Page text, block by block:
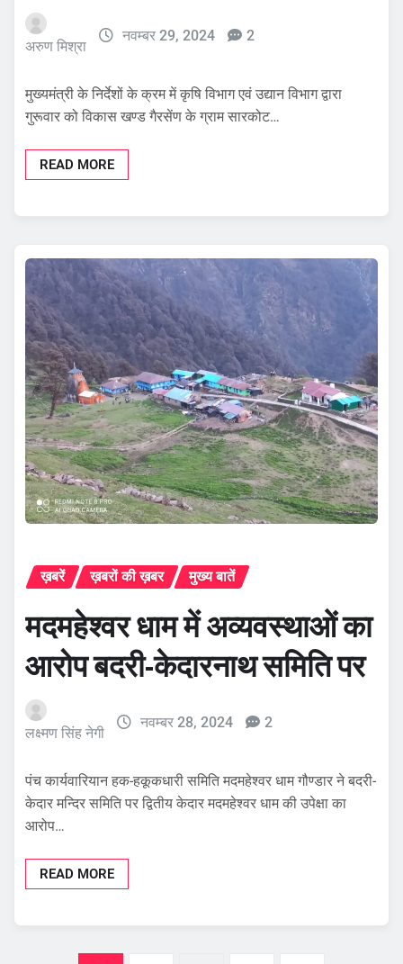
अरुण मिश्रा
नवम्बर 29, 2024 2
मुख्यमंत्री के निर्देशों के क्रम में कृषि विभाग एवं उद्यान विभाग द्वारा
गुरूवार को विकास खण्ड गैरसेंण के ग्राम सारकोट…
READ MORE
ख़बरें ख़बरों की ख़बर मुख्य बातें
मदमहेश्वर धाम में अव्यवस्थाओं का
आरोप बदरी-केदारनाथ समिति पर
लक्ष्मण सिंह नेगी
नवम्बर 28, 2024 2
पंच कार्यवारियान हक-हकूकधारी समिति मदमहेश्वर धाम गौण्डार ने बदरी-
केदार मन्दिर समिति पर द्वितीय केदार मदमहेश्वर धाम की उपेक्षा का
आरोप…
READ MORE